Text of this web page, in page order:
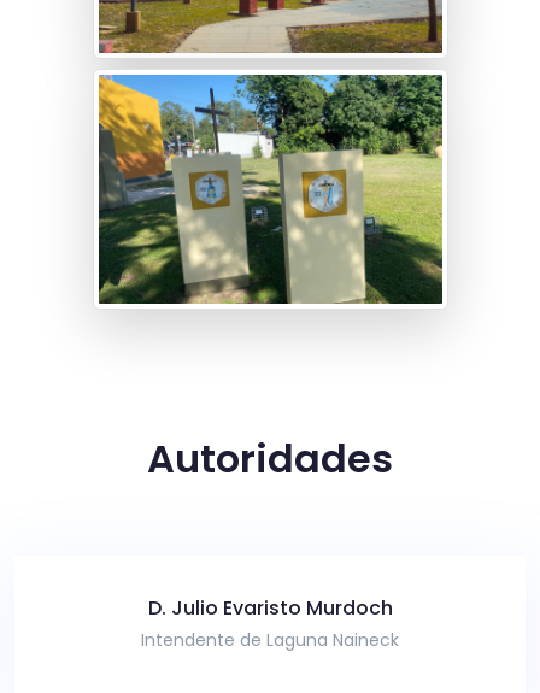
Autoridades
D. Julio Evaristo Murdoch
Intendente de Laguna Naineck